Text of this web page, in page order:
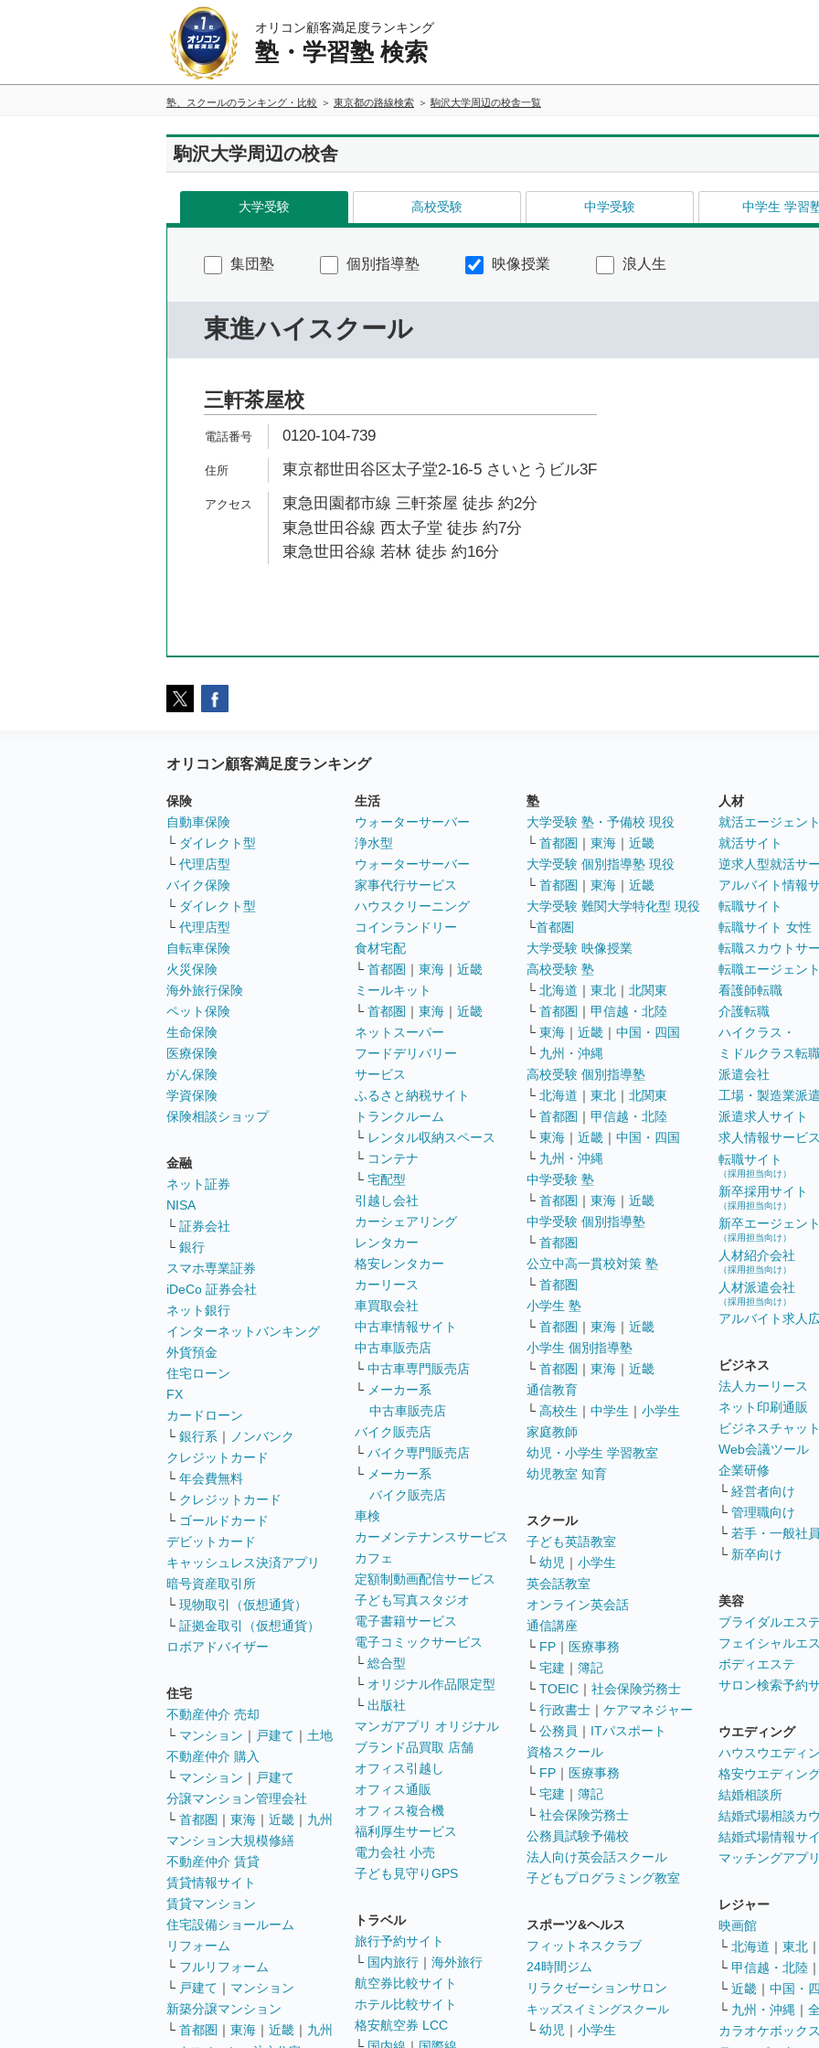
オリコン顧客満足度ランキング
塾・学習塾 検索
塾、スクールのランキング・比較 東京都の路線検索 駒沢大学周辺の校舎一覧
駒沢大学周辺の校舎
大学受験 高校受験 中学受験 中学生 学習
集団塾 個別指導塾 映像授業 浪人生
東進ハイスクール
三軒茶屋校
0120-104-739
東京都世田谷区太子堂2-16-5 さいとうビル3F
東急田園都市線 三軒茶屋 徒歩 約2分
東急世田谷線 西太子堂 徒歩 約7分
東急世田谷線 若林 徒歩 約16分
オリコン顧客満足度ランキング
保険
自動車保険
└ ダイレクト型
└ 代理店型
バイク保険
└ ダイレクト型
└ 代理店型
自転車保険
火災保険
海外旅行保険
ペット保険
生命保険
医療保険
がん保険
学資保険
保険相談ショップ
金融
ネット証券
NISA
└ 証券会社
└ 銀行
スマホ専業証券
iDeCo 証券会社
ネット銀行
インターネットバンキング
外貨預金
住宅ローン
FX
カードローン
└ 銀行系 ｜
ノンバンク
クレジットカード
└ 年会費無料
└ クレジットカード
└ ゴールドカード
デビットカード
キャッシュレス決済アプリ
暗号資産取引所
└ 現物取引（仮想通貨）
└ 証拠金取引（仮想通貨）
ロボアドバイザー
住宅
不動産仲介 売却
└ マンション ｜ 戸建て ｜ 土地
不動産仲介 購入
└ マンション ｜ 戸建て
分譲マンション管理会社
└ 首都圏 ｜ 東海 ｜ 近畿 ｜ 九州
マンション大規模修繕
不動産仲介 賃貸
賃貸情報サイト
賃貸マンション
住宅設備ショールーム
リフォーム
└ フルリフォーム
└ 戸建て ｜ マンション
新築分譲マンション
└ 首都圏 ｜ 東海 ｜ 近畿 ｜ 九州
生活
ウォーターサーバー
浄水型
ウォーターサーバー
家事代行サービス
ハウスクリーニング
コインランドリー
食材宅配
└ 首都圏 ｜ 東海 ｜ 近畿
ミールキット
└ 首都圏 ｜ 東海 ｜ 近畿
ネットスーパー
フードデリバリー
サービス
ふるさと納税サイト
トランクルーム
└ レンタル収納スペース
└ コンテナ
└ 宅配型
引越し会社
カーシェアリング
レンタカー
格安レンタカー
カーリース
車買取会社
中古車情報サイト
中古車販売店
└ 中古車専門販売店
└ メーカー系
中古車販売店
バイク販売店
└ バイク専門販売店
└ メーカー系
バイク販売店
車検
カーメンテナンスサービス
カフェ
定額制動画配信サービス
子ども写真スタジオ
電子書籍サービス
電子コミックサービス
└ 総合型
└ オリジナル作品限定型
└ 出版社
マンガアプリ オリジナル
ブランド品買取 店舗
オフィス引越し
オフィス通販
オフィス複合機
福利厚生サービス
電力会社 小売
子ども見守りGPS
トラベル
旅行予約サイト
└ 国内旅行 ｜ 海外旅行
航空券比較サイト
ホテル比較サイト
格安航空券 LCC
塾
大学受験 塾・予備校 現役
└ 首都圏 ｜ 東海 ｜ 近畿
大学受験 個別指導塾 現役
└ 首都圏 ｜ 東海 ｜ 近畿
大学受験 難関大学特化型 現役
└首都圏
大学受験 映像授業
高校受験 塾
└ 北海道 ｜ 東北 ｜ 北関東
└ 首都圏 ｜ 甲信越・北陸
└ 東海 ｜ 近畿 ｜ 中国・四国
└ 九州・沖縄
高校受験 個別指導塾
└ 北海道 ｜ 東北 ｜ 北関東
└ 首都圏 ｜ 甲信越・北陸
└ 東海 ｜ 近畿 ｜ 中国・四国
└ 九州・沖縄
中学受験 塾
└ 首都圏 ｜ 東海 ｜ 近畿
中学受験 個別指導塾
└ 首都圏
公立中高一貫校対策 塾
└ 首都圏
小学生 塾
└ 首都圏 ｜ 東海 ｜ 近畿
小学生 個別指導塾
└ 首都圏 ｜ 東海 ｜ 近畿
通信教育
└ 高校生 ｜ 中学生 ｜ 小学生
家庭教師
幼児・小学生 学習教室
幼児教室 知育
スクール
子ども英語教室
└ 幼児 ｜ 小学生
英会話教室
オンライン英会話
通信講座
└ FP ｜ 医療事務
└ 宅建 ｜ 簿記
└ TOEIC ｜ 社会保険労務士
└ 行政書士 ｜ ケアマネジャー
└ 公務員 ｜ ITパスポート
資格スクール
└ FP ｜ 医療事務
└ 宅建 ｜ 簿記
└ 社会保険労務士
公務員試験予備校
法人向け英会話スクール
子どもプログラミング教室
スポーツ&ヘルス
フィットネスクラブ
24時間ジム
リラクゼーションサロン
キッズスイミングスクール
└ 幼児 ｜ 小学生
人材
就活エージェン
就活サイト
逆求人型就活サ
アルバイト情報
転職サイト
転職サイト 女性
転職スカウトサ
転職エージェン
看護師転職
介護転職
ハイクラス・
ミドルクラス転
派遣会社
工場・製造業派
派遣求人サイト
求人情報サービ
転職サイト
（採用担当向け）
新卒採用サイト
（採用担当向け）
新卒エージェン
（採用担当向け）
人材紹介会社
（採用担当向け）
人材派遣会社
（採用担当向け）
アルバイト求人
ビジネス
法人カーリース
ネット印刷通販
ビジネスチャッ
Web会議ツール
企業研修
└ 経営者向け
└ 管理職向け
└ 若手・一般社
└ 新卒向け
美容
ブライダルエス
フェイシャルエ
ボディエステ
サロン検索予約
ウエディング
ハウスウエディ
格安ウエディン
結婚相談所
結婚式場相談カ
結婚式場情報サ
マッチングアプ
レジャー
映画館
└ 北海道 ｜ 東北
└ 甲信越・北陸
└ 近畿 ｜ 中国・
└ 九州・沖縄 ｜
カラオケボック